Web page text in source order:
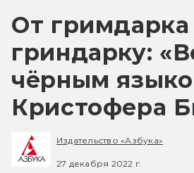
От гримдарка
гриндарку:
чёрным
Кристофера
Издательство «Азбука»
27 декабря 2022 г.